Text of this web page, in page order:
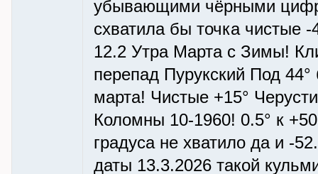
убывающими чёрными
схватила бы точка чистые
12.2 Утра Марта с Зимы!
перепад Пурукский Под 44°
марта! Чистые +15°
Коломны 10-1960! 0.5° к
градуса не хватило да и -
даты 13.3.2026 такой